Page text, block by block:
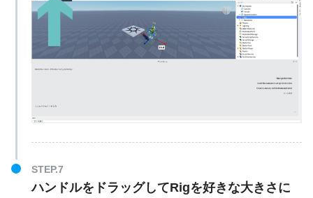
STEP.7
ハンドルをドラッグしてRigを好きな大きさに